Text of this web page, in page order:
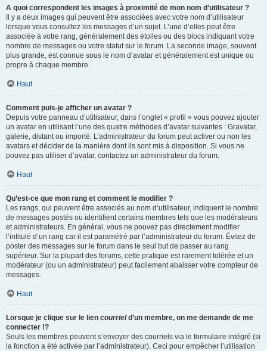
A quoi correspondent les images à proximité de mon nom d’utilisateur ?
Il y a deux images qui peuvent être associées avec votre nom d’utilisateur
lorsque vous consultez les messages d’un sujet. L’une d’elles peut être
associée à votre rang, généralement des étoiles ou des blocs indiquant votre
nombre de messages ou votre statut sur le forum. La seconde image, souvent
plus grande, est connue sous le nom d’avatar et généralement est unique ou
propre à chaque membre.
Haut
Comment puis-je afficher un avatar ?
Depuis votre panneau d’utilisateur, dans l’onglet « profil » vous pouvez ajouter
un avatar en utilisant l’une des quatre méthodes d’avatar suivantes : Gravatar,
galerie, distant ou importé. L’administrateur du forum peut activer ou non les
avatars et décider de la manière dont ils sont mis à disposition. Si vous ne
pouvez pas utiliser d’avatar, contactez un administrateur du forum.
Haut
Qu’est-ce que mon rang et comment le modifier ?
Les rangs, qui peuvent être associés au nom d’utilisateur, indiquent le nombre
de messages postés ou identifient certains membres tels que les modérateurs
et administrateurs. En général, vous ne pouvez pas directement modifier
l’intitulé d’un rang car il est paramétré par l’administrateur du forum. Évitez de
poster des messages sur le forum dans le seul but de passer au rang
supérieur. Sur la plupart des forums, cette pratique est rarement tolérée et un
modérateur (ou un administrateur) peut facilement abaisser votre compteur de
messages.
Haut
Lorsque je clique sur le lien courrield’un membre, on me demande de me
connecter !?
Seuls les membres peuvent s’envoyer des courriels via le formulaire intégré (si
la fonction a été activée par l’administrateur). Ceci pour empêcher l’utilisation